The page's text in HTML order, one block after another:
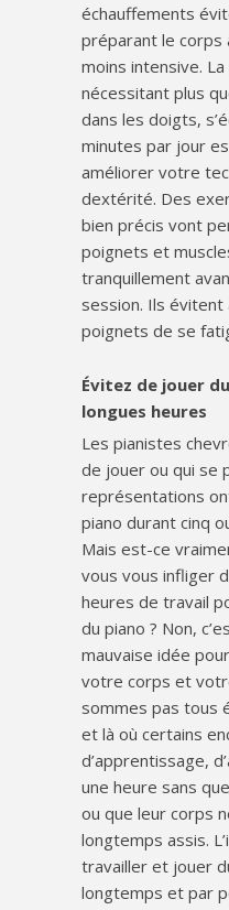
échauffements
préparant le corps
moins intensive.
nécessitant plus
dans les doigts,
minutes par jour
améliorer votre
dextérité. Des
bien précis vont
poignets et
tranquillement
session. Ils
poignets de se
Évitez de jouer
longues heures
Les pianistes
de jouer ou qui se
représentations
piano durant cinq
Mais est-ce
vous vous infliger
heures de travail
du piano ? Non,
mauvaise idée
votre corps et
sommes pas tous
et là où certains
d’apprentissage,
une heure sans
ou que leur corps
longtemps assis.
travailler et jouer
longtemps et par